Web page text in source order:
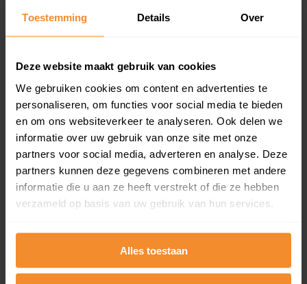
Toestemming Details Over
Deze website maakt gebruik van cookies
We gebruiken cookies om content en advertenties te
personaliseren, om functies voor social media te bieden
en om ons websiteverkeer te analyseren. Ook delen we
informatie over uw gebruik van onze site met onze
partners voor social media, adverteren en analyse. Deze
partners kunnen deze gegevens combineren met andere
informatie die u aan ze heeft verstrekt of die ze hebben
verzameld op basis van uw gebruik van hun services.
Alles toestaan
Een overzicht van alle verkochte woningen (koopsom
en koopdatum) binnen een postcodegebied. Dit
Bekijk product
Direct leverbaar
Een uitgebreid overzicht van het perceel en